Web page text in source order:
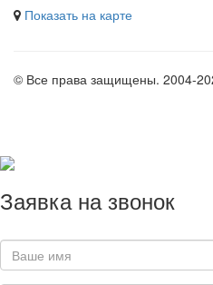
Показать на карте
© Все права защищены. 2004-
Заявка на звонок